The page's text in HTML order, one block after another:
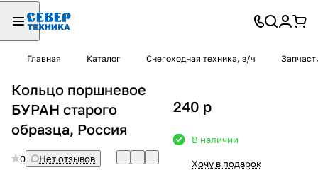
Главная Каталог Снегоходная техника, з/ч
Кольцо поршневое
БУРАН старого
образца, Россия
0 Нет отзывов
240 p
В наличии
Хочу в подарок